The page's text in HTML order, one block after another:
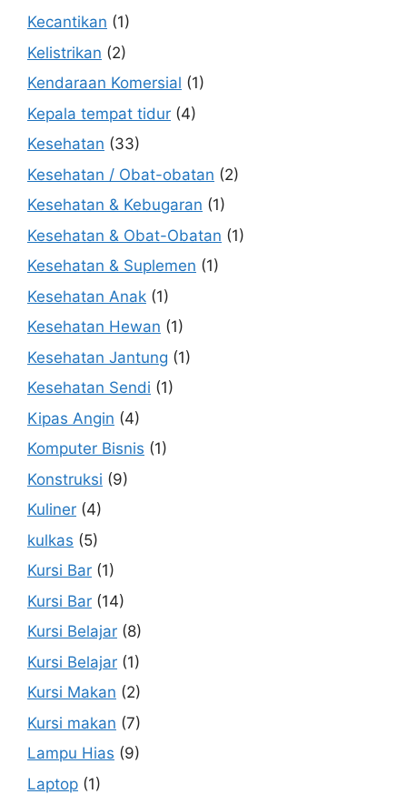
Kecantikan (1)
Kelistrikan (2)
Kendaraan Komersial (1)
Kepala tempat tidur (4)
Kesehatan (33)
Kesehatan / Obat-obatan (2)
Kesehatan & Kebugaran (1)
Kesehatan & Obat-Obatan (1)
Kesehatan & Suplemen (1)
Kesehatan Anak (1)
Kesehatan Hewan (1)
Kesehatan Jantung (1)
Kesehatan Sendi (1)
Kipas Angin (4)
Komputer Bisnis (1)
Konstruksi (9)
Kuliner (4)
kulkas (5)
Kursi Bar (1)
Kursi Bar (14)
Kursi Belajar (8)
Kursi Belajar (1)
Kursi Makan (2)
Kursi makan (7)
Lampu Hias (9)
Laptop (1)